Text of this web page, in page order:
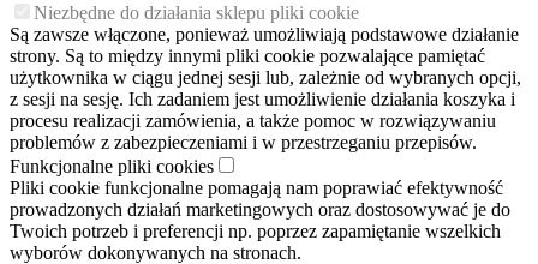
Niezbędne do działania sklepu pliki cookie
Są zawsze włączone, ponieważ umożliwiają podstawowe działanie
strony. Są to między innymi pliki cookie pozwalające pamiętać
użytkownika w ciągu jednej sesji lub, zależnie od wybranych opcji,
z sesji na sesję. Ich zadaniem jest umożliwienie działania koszyka i
procesu realizacji zamówienia, a także pomoc w rozwiązywaniu
problemów z zabezpieczeniami i w przestrzeganiu przepisów.
Funkcjonalne pliki cookies
Pliki cookie funkcjonalne pomagają nam poprawiać efektywność
prowadzonych działań marketingowych oraz dostosowywać je do
Twoich potrzeb i preferencji np. poprzez zapamiętanie wszelkich
wyborów dokonywanych na stronach.